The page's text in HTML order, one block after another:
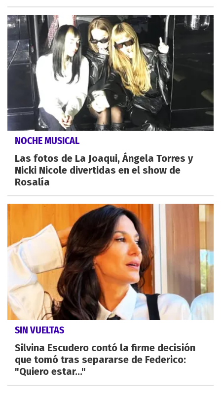
NOCHE MUSICAL
Las fotos de La Joaqui, Ángela Torres y
Nicki Nicole divertidas en el show de
Rosalía
SIN VUELTAS
Silvina Escudero contó la firme decisión
que tomó tras separarse de Federico:
"Quiero estar..."